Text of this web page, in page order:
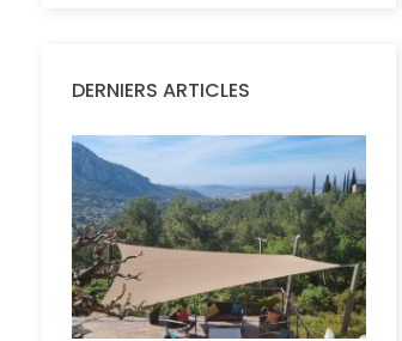
DERNIERS ARTICLES